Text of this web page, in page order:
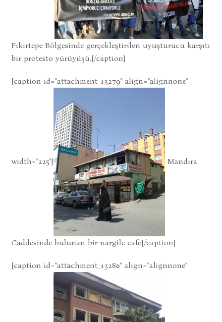
Fikirtepe Bölgesinde gerçekleştirilen uyuşturucu karşıtı
bir protesto yürüyüşü.[/caption]
[caption id="attachment_13279" align="alignnone"
width="225"] Mandıra
Caddesinde bulunan bir nargile cafe[/caption]
[caption id="attachment_13280" align="alignnone"